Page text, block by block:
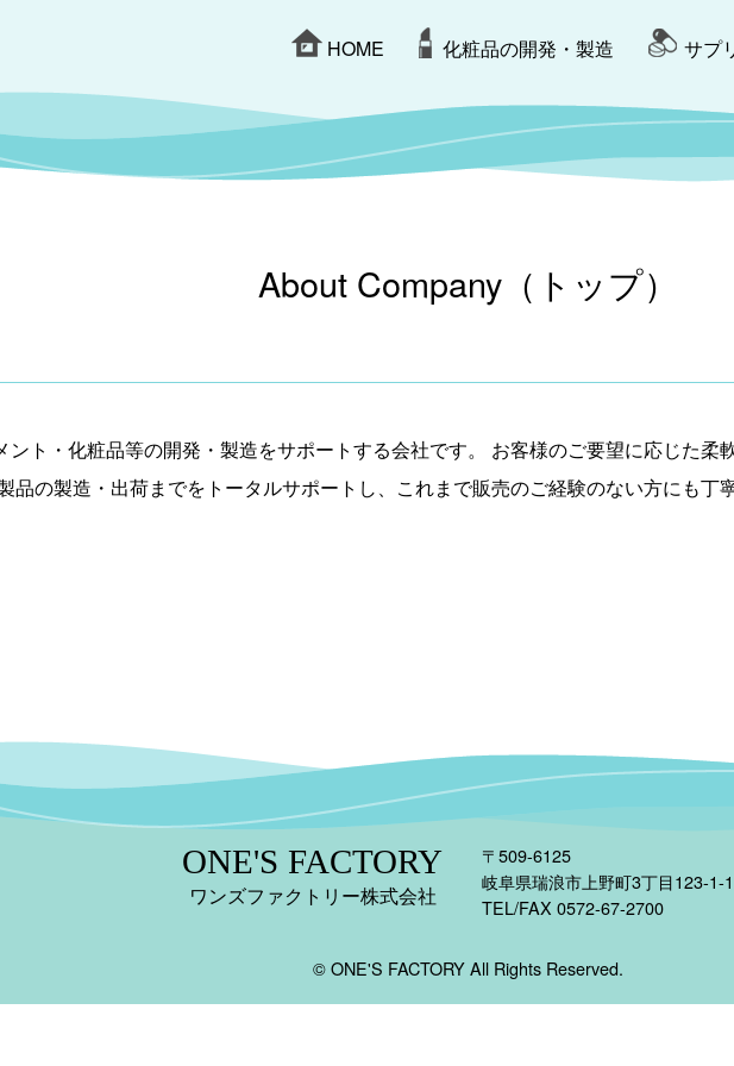
HOME 化粧品の開発・製造 サプ
About Company（トップ）
ト・化粧品等の開発・製造をサポートする会社です。 お客様のご要望に応じた
品の製造・出荷までをトータルサポートし、これまで販売のご経験のない方にも
ONE'S FACTORY
ワンズファクトリー株式会社
〒509-6125
岐阜県瑞浪市上野町3丁目123-1-
TEL/FAX 0572-67-2700
©ONE'S FACTORY All Rights Reserved.